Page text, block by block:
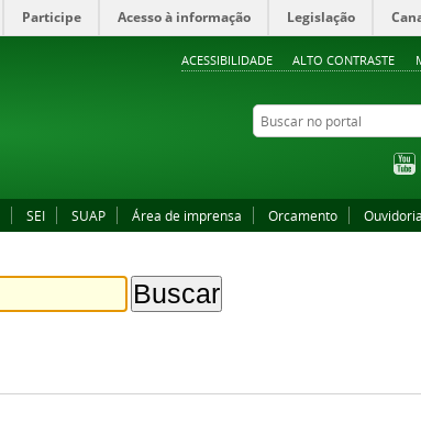
ACESSIBILIDADE ALTO CONTRASTE
Participe Acesso à informação Legislação
Buscar no portal
SEI SUAP Área de imprensa Orcamento Ouvidoria